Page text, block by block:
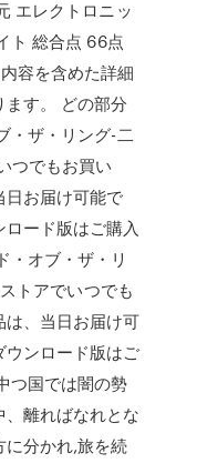
エレクトロニッ
ト 総合点 66点
容を含めた詳細
す。 どの部分
・ザ・リング-二
つでもお買い
お届け可能で
ード版はご購入
・オブ・ザ・リ
トアでいつでも
、当日お届け可
ンロード版はご
つ国では闇の勢
離ればなれとな
分かれ,旅を続